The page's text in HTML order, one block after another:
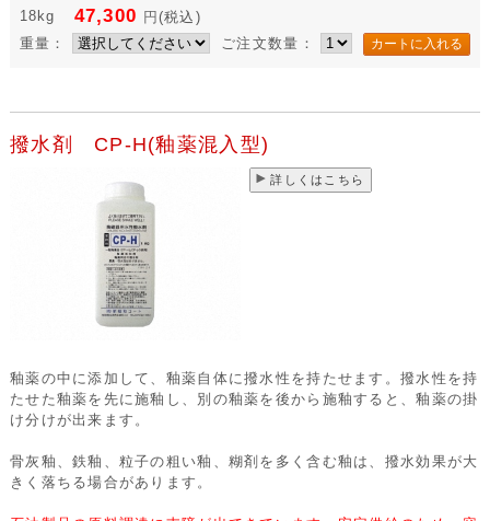
18kg
47,300 円 (税込)
重量：
ご注文数量：
撥水剤 CP-H(釉薬混入型)
詳しくはこちら
釉薬の中に添加して、釉薬自体に撥水性を持たせます。撥水性を持
たせた釉薬を先に施釉し、別の釉薬を後から施釉すると、釉薬の掛
け分けが出来ます。
骨灰釉、鉄釉、粒子の粗い釉、糊剤を多く含む釉は、撥水効果が大
きく落ちる場合があります。